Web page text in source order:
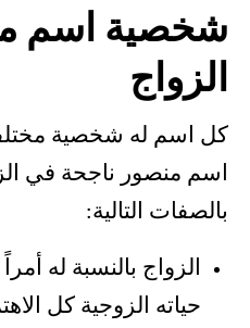
شخصية اسم
الزواج
كل اسم له شخصية
اسم منصور ناجحة في
بالصفات التالية:
الزواج بالنسبة له
حياته الزوجية كل